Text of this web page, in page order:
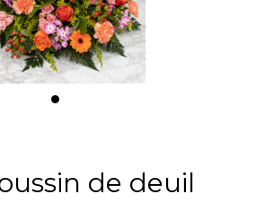
de deuil